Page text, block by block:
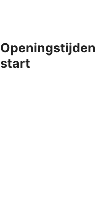
Openingstijden
start